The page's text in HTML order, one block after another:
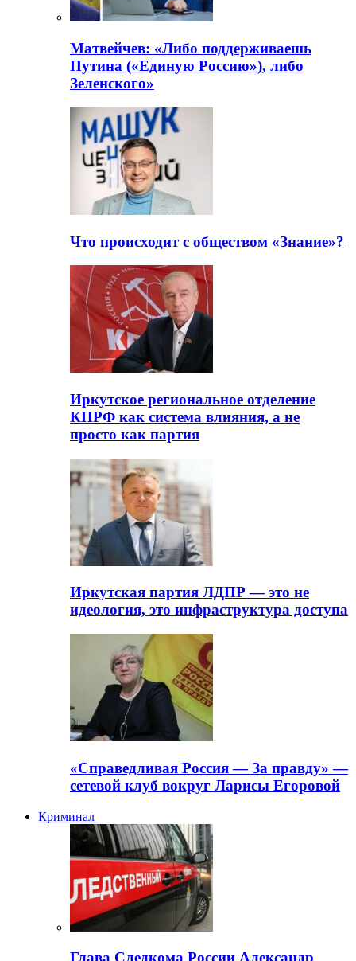
Матвейчев: «Либо поддерживаешь
Путина («Единую Россию»), либо
Зеленского»
Что происходит с обществом «Знание»?
Иркутское региональное отделение
КПРФ как система влияния, а не
просто как партия
Иркутская партия ЛДПР — это не
идеология, это инфраструктура доступа
«Справедливая Россия — За правду» —
сетевой клуб вокруг Ларисы Егоровой
Криминал
Глава Следкома России Александр